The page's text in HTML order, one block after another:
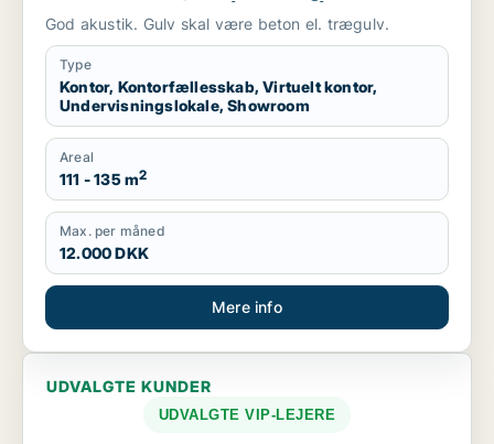
showroom til leje i Århus N, Århus V eller
God akustik. Gulv skal være beton el. trægulv.
Type
Kontor, Kontorfællesskab, Virtuelt kontor,
Undervisningslokale, Showroom
Areal
111 - 135 m2
Max. per måned
12.000 DKK
Mere info
UDVALGTE KUNDER
UDVALGTE VIP-LEJERE